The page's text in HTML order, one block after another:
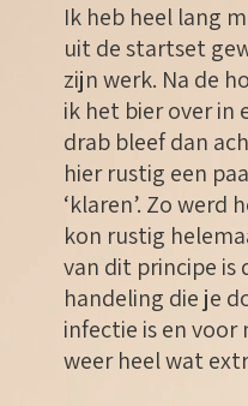
Ik heb heel lang
uit de startset
zijn werk. Na de
ik het bier over in
drab bleef dan
hier rustig een
‘klaren’. Zo
kon rustig
van dit principe is
handeling die je
infectie is en
weer heel wat